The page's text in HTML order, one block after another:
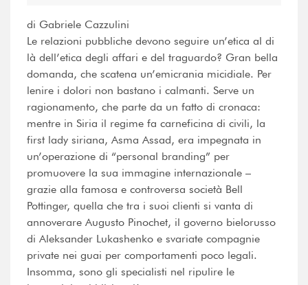
di Gabriele Cazzulini
Le relazioni pubbliche devono seguire un’etica al di
là dell’etica degli affari e del traguardo? Gran bella
domanda, che scatena un’emicrania micidiale. Per
lenire i dolori non bastano i calmanti. Serve un
ragionamento, che parte da un fatto di cronaca:
mentre in Siria il regime fa carneficina di civili, la
first lady siriana, Asma Assad, era impegnata in
un’operazione di “personal branding” per
promuovere la sua immagine internazionale –
grazie alla famosa e controversa società Bell
Pottinger, quella che tra i suoi clienti si vanta di
annoverare Augusto Pinochet, il governo bielorusso
di Aleksander Lukashenko e svariate compagnie
private nei guai per comportamenti poco legali.
Insomma, sono gli specialisti nel ripulire le